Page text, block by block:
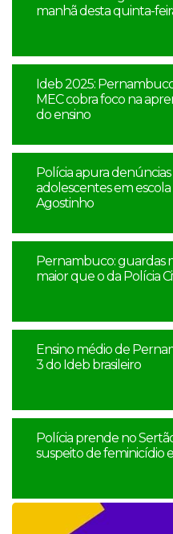
manhã desta quinta-
Ideb 2025:
MEC cobra foco na
do ensino
Polícia apura
adolescentes em
Agostinho
Pernambuco: guardas
maior que o da Polícia
Ensino médio de
3 do Ideb brasileiro
Polícia prende no
suspeito de feminicídio